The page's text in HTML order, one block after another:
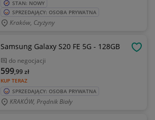
STAN: NOWY
SPRZEDAJĄCY: OSOBA PRYWATNA
Kraków, Czyżyny
Samsung Galaxy S20 FE 5G - 128GB
do negocjacji
KUP TERAZ
599,99zł
SPRZEDAJĄCY: OSOBA PRYWATNA
KRAKÓW, Prądnik Biały